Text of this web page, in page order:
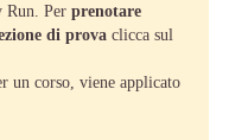
Run. Per prenotare
di prova clicca sul
un corso, viene applicato